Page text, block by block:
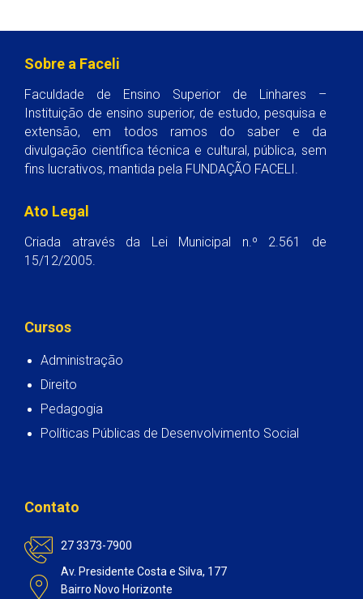
Sobre a Faceli
Faculdade de Ensino Superior de Linhares –
Instituição de ensino superior, de estudo, pesquisa e
extensão, em todos ramos do saber e da
divulgação científica técnica e cultural, pública, sem
fins lucrativos, mantida pela FUNDAÇÃO FACELI.
Ato Legal
Criada através da Lei Municipal n.º 2.561 de
15/12/2005.
Cursos
Administração
Direito
Pedagogia
Políticas Públicas de Desenvolvimento Social
Contato
27 3373-7900
Av. Presidente Costa e Silva, 177
Bairro Novo Horizonte